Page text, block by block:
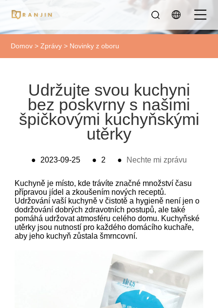
Domov > Zprávy > Novinky z oboru
Udržujte svou kuchyni
bez poskvrny s našimi
špičkovými kuchyňskými
utěrky
● 2023-09-25 ● 2 ● Nechte mi zprávu
Kuchyně je místo, kde trávíte značné množství času
přípravou jídel a zkoušením nových receptů.
Udržování vaší kuchyně v čistotě a hygieně není jen o
dodržování dobrých zdravotních postupů, ale také
pomáhá udržovat atmosféru celého domu. Kuchyňské
utěrky jsou nutností pro každého domácího kuchaře,
aby jeho kuchyň zůstala šmrncovní.